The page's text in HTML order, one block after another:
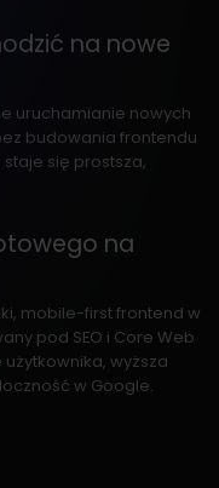
na nowe
uruchamianie nowych
budowania frontendu
się prostsza,
na
mobile-first frontend w
pod SEO i Core Web
wyższa
w Google.